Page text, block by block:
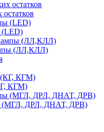
остатков
(LED)
(ЛЛ,КЛЛ)
КГМ)
(МГЛ, ДРЛ, ДНАТ, ДРВ)